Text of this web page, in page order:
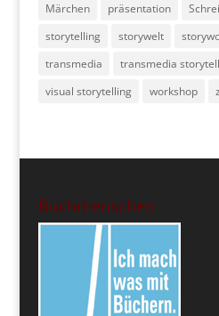
Märchen
präsentation
storytelling
storywelt
transmedia
transmedia
visual storytelling
workshop
Buchmenschen